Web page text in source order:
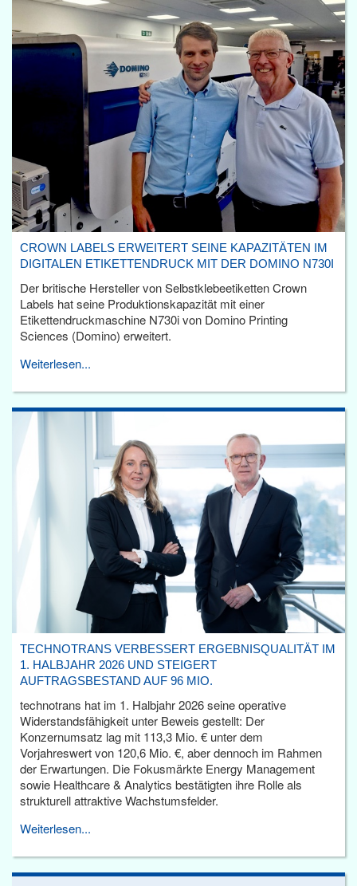
CROWN LABELS ERWEITERT SEINE KAPAZITÄTEN IM
DIGITALEN ETIKETTENDRUCK MIT DER DOMINO N730I
Der britische Hersteller von Selbstklebeetiketten Crown
Labels hat seine Produktionskapazität mit einer
Etikettendruckmaschine N730i von Domino Printing
Sciences (Domino) erweitert.
Weiterlesen...
TECHNOTRANS VERBESSERT ERGEBNISQUALITÄT IM
1. HALBJAHR 2026 UND STEIGERT
AUFTRAGSBESTAND AUF 96 MIO.
technotrans hat im 1. Halbjahr 2026 seine operative
Widerstandsfähigkeit unter Beweis gestellt: Der
Konzernumsatz lag mit 113,3 Mio. € unter dem
Vorjahreswert von 120,6 Mio. €, aber dennoch im Rahmen
der Erwartungen. Die Fokusmärkte Energy Management
sowie Healthcare & Analytics bestätigten ihre Rolle als
strukturell attraktive Wachstumsfelder.
Weiterlesen...